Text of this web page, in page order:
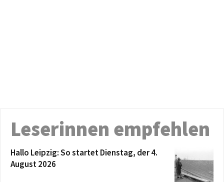
Leserinnen empfehlen
Hallo Leipzig: So startet Dienstag, der 4.
August 2026